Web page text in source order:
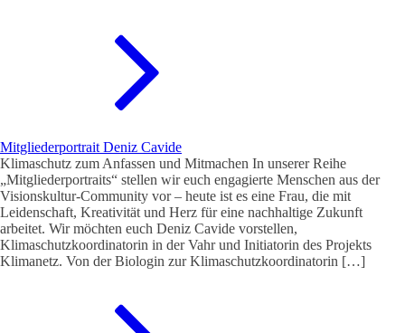
Mitgliederportrait Deniz Cavide
Klimaschutz zum Anfassen und Mitmachen In unserer Reihe
„Mitgliederportraits“ stellen wir euch engagierte Menschen aus der
Visionskultur-Community vor – heute ist es eine Frau, die mit
Leidenschaft, Kreativität und Herz für eine nachhaltige Zukunft
arbeitet. Wir möchten euch Deniz Cavide vorstellen,
Klimaschutzkoordinatorin in der Vahr und Initiatorin des Projekts
Klimanetz. Von der Biologin zur Klimaschutzkoordinatorin […]